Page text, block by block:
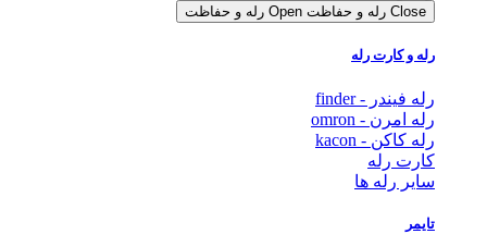
Close رله و حفاظت Open رله و حفاظت
رله و کارت رله
رله فیندر - finder
رله امرن - omron
رله کاکن - kacon
کارت رله
سایر رله ها
تایمر